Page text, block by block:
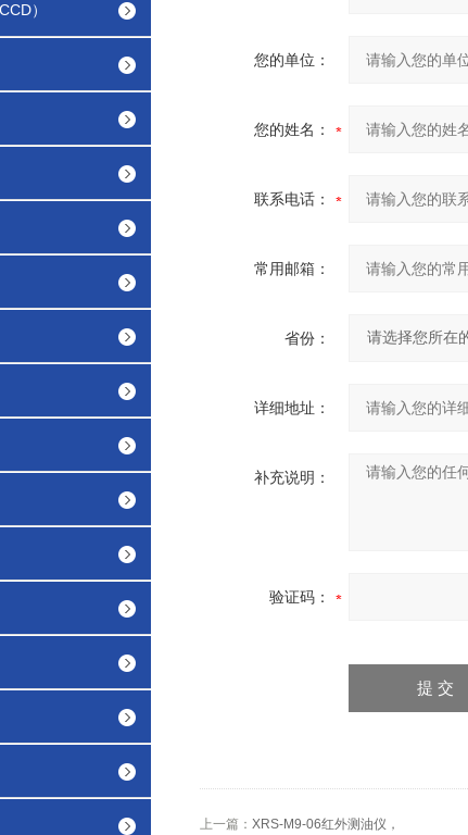
）
您的单位：
您的姓名：
联系电话：
常用邮箱：
省份：
详细地址：
补充说明：
验证码：
上一篇： XRS-M9-06红外测油仪，